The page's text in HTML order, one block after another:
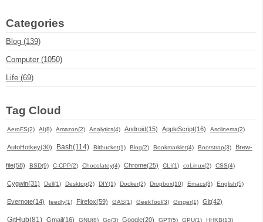
Categories
Blog (139)
Computer (1050)
Life (69)
Tag Cloud
AeroFS(2) AI(8) Amazon(2) Analytics(4) Android(15) AppleScript(16) Asciinema(2)
AutoHotkey(30) Bash(114) Bitbucket(1) Blog(2) Bookmarklet(4) Bootstrap(3) Brew-
file(58) BSD(9) C-CPP(2) Chocolatey(4) Chrome(25) CLI(1) coLinux(2) CSS(4)
Cygwin(31) Dell(1) Desktop(2) DIY(1) Docker(2) Dropbox(10) Emacs(3) English(5)
Evernote(14) feedly(1) Firefox(59) GAS(1) GeekTool(3) Ginger(1) Git(42)
GitHub(81) Gmail(16) GNU(8) Go(3) Google(20) GPT(5) GPU(1) HHKB(13)